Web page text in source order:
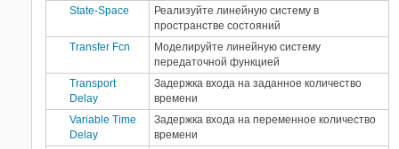
Powertrain Blockset
Radar Toolbox
Reinforcement Learning Toolbox
RF Blockset
Robotics System Toolbox
Robust Control Toolbox
ROS Toolbox
Тип блока
3003
Все
2117
886
Simscape
State-Space
Реализуйте линейную систему в
пространстве состояний
Transfer Fcn
Моделируйте линейную систему
передаточной функцией
Transport
Delay
Задержка входа на заданное количество
времени
Variable Time
Delay
Задержка входа на переменное количество
времени